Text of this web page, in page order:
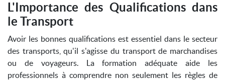
L'Importance des Qualifications dans
le Transport
Avoir les bonnes qualifications est essentiel dans le secteur
des transports, qu'il s'agisse du transport de marchandises
ou de voyageurs. La formation adéquate aide les
professionnels à comprendre non seulement les règles de